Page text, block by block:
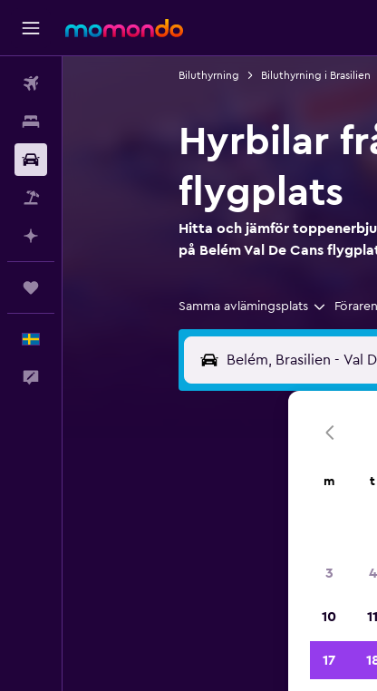
Biluthyrning Biluthyrning i Brasilien
Hyrbilar
flygplats
Hitta och jämför
på Belém Val De Cans
Samma avlämingsplats
m t
3 4
10 11
17